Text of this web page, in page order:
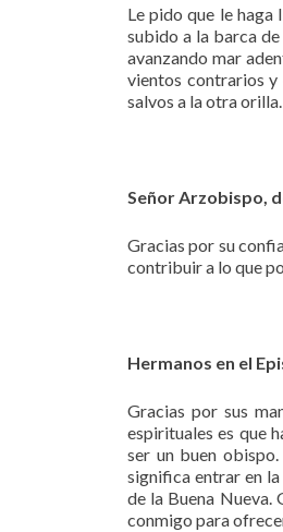
Le pido que le haga
subido a la barca
avanzando mar
vientos contrarios y
salvos a la otra orilla.
Señor Arzobispo,
Gracias por su
contribuir a lo que
Hermanos en el
Gracias por sus
espirituales es que
ser un buen
significa entrar en
de la Buena Nueva.
conmigo para